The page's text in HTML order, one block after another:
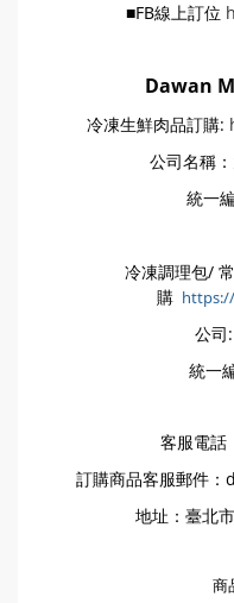
■FB線上訂位
Dawan
冷凍生鮮肉品訂購:
公司名稱
統一
冷凍調理包/
購
公司
統一
客服電話
訂購商品客服郵件
地址：臺北
商